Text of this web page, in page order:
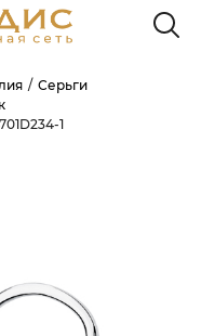
Серьги
1